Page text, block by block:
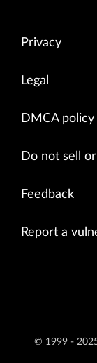
Privacy
Legal
DMCA policy
Do not sell
Feedback
Report a
© 1999 -